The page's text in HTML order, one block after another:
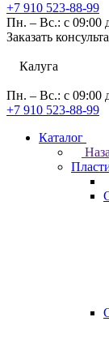
+7 910 523-88-99
Пн. – Вс.: с 09:00
Заказать
Калуга
Пн. – Вс.: с 09:00
+7 910 523-88-99
Каталог